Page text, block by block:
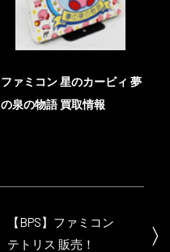
ファミコン 星のカービィ 夢
の泉の物語 買取情報
【BPS】ファミコン
テトリス 販売！